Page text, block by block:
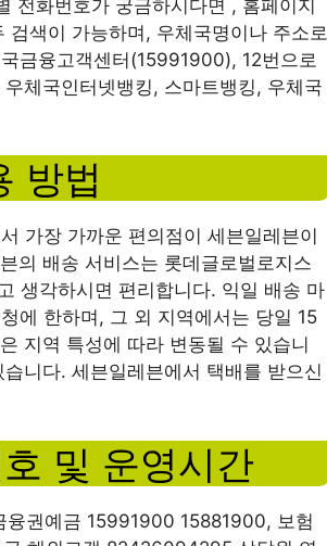
전화번호가 궁금하시다면 , 홈페이지
색이 가능하며, 우체국명이나 주소로
금융고객센터(15991900), 12번으로
체국인터넷뱅킹, 스마트뱅킹, 우체국
방법
가장 가까운 편의점이 세븐일레븐이
의 배송 서비스는 롯데글로벌로지스
생각하시면 편리합니다. 익일 배송 마
에 한하며, 그 외 지역에서는 당일 15
지역 특성에 따라 변동될 수 있습니
니다. 세븐일레븐에서 택배를 받으신
및 운영시간
융권예금 15991900 15881900, 보험